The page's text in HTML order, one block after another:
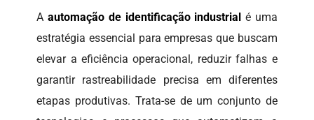
Aautomação de identificação industrial é uma
estratégia essencial para empresas que buscam
elevar a eficiência operacional, reduzir falhas e
garantir rastreabilidade precisa em diferentes
etapas produtivas. Trata-se de um conjunto de